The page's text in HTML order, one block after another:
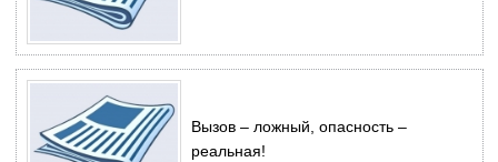
Вызов – ложный, опасность –
реальная!